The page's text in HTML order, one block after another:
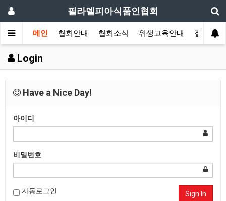
필라델피아식품인협회
메인 협회안내 협회소식 위생교육안내 질의답변
Login
Have a Nice Day!
아이디
비밀번호
자동로그인 Sign In